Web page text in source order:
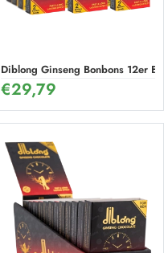
Diblong Ginseng Bonbons 12er Box
€29,79